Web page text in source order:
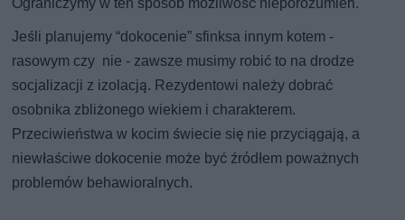
Jeśli planujemy “dokocenie” sfinksa innym kotem -
rasowym czy nie - zawsze musimy robić to na drodze
socjalizacji z izolacją. Rezydentowi należy dobrać
osobnika zbliżonego wiekiem i charakterem.
Przeciwieństwa w kocim świecie się nie przyciągają, a
niewłaściwe dokocenie może być źródłem poważnych
problemów behawioralnych.